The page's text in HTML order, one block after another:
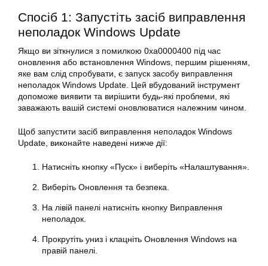
Спосіб 1: Запустіть засіб виправлення
неполадок Windows Update
Якщо ви зіткнулися з помилкою 0xa0000400 під час
оновлення або встановлення Windows, першим рішенням,
яке вам слід спробувати, є запуск засобу виправлення
неполадок Windows Update. Цей вбудований інструмент
допоможе виявити та вирішити будь-які проблеми, які
заважають вашій системі оновлюватися належним чином.
Щоб запустити засіб виправлення неполадок Windows
Update, виконайте наведені нижче дії:
Натисніть кнопку «Пуск» і виберіть «Налаштування».
Виберіть Оновлення та безпека.
На лівій панелі натисніть кнопку Виправлення
неполадок.
Прокрутіть униз і клацніть Оновлення Windows на
правій панелі.